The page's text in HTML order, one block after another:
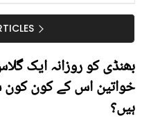
سستا اور قدرتی حل
بھنڈی کو روزانہ ایک
خواتین اس کے کون
ہیں؟